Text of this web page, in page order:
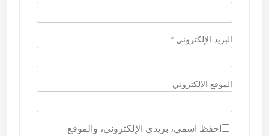
البريد الإلكتروني *
الموقع الإلكتروني
احفظ اسمي، بريدي الإلكتروني، والموقع